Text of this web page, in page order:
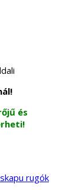
és
rugók